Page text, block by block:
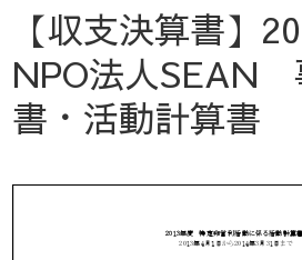
【収支決算書】
NPO法人SEAN
書・活動計算書